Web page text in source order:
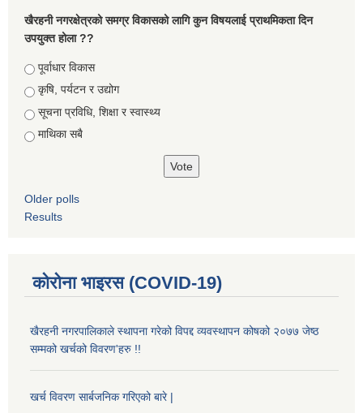
खैरहनी नगरक्षेत्रको समग्र विकासको लागि कुन विषयलाई प्राथमिकता दिन
उपयुक्त होला ??
Choices
पूर्वाधार विकास
कृषि, पर्यटन र उद्योग
सूचना प्रविधि, शिक्षा र स्वास्थ्य
माथिका सबै
Older polls
Results
कोरोना भाइरस (COVID-19)
खैरहनी नगरपालिकाले स्थापना गरेको विपद्द व्यवस्थापन कोषको २०७७ जेष्ठ
सम्मको खर्चको विवरण'हरु !!
खर्च विवरण सार्बजनिक गरिएको बारे |